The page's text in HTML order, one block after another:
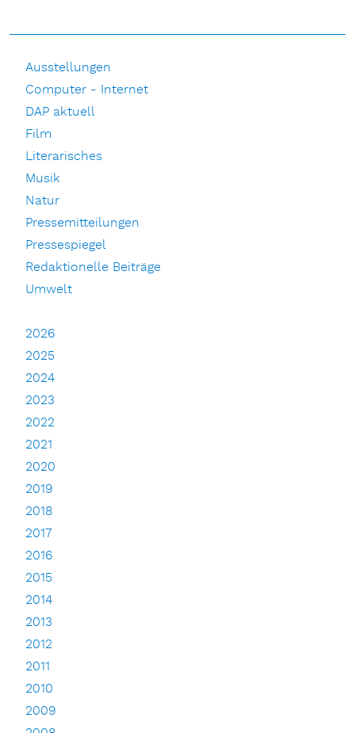
Ausstellungen
Computer - Internet
DAP aktuell
Film
Literarisches
Musik
Natur
Pressemitteilungen
Pressespiegel
Redaktionelle Beiträge
Umwelt
2026
2025
2024
2023
2022
2021
2020
2019
2018
2017
2016
2015
2014
2013
2012
2011
2010
2009